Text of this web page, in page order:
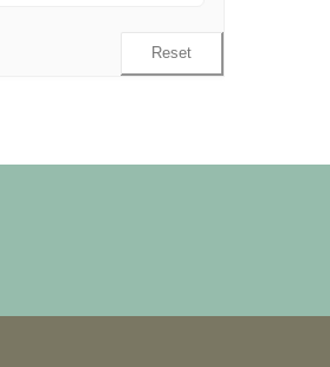
Reset